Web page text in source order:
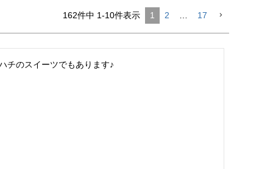
162件中 1-10件表示 1 2 … 17
チのスイーツでもあります♪